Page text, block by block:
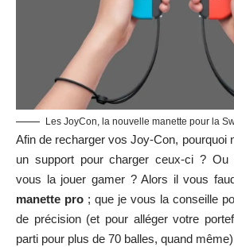
Les JoyCon, la nouvelle manette pour la
Afin de recharger vos Joy-Con, pourquoi
un support pour charger ceux-ci ? Ou
vous la jouer gamer ? Alors il vous
manette pro ; que je vous la conseille
de précision (et pour alléger votre
parti pour plus de 70 balles, quand